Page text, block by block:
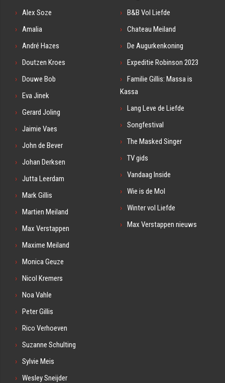
Alex Soze
Amalia
André Hazes
Doutzen Kroes
Douwe Bob
Eva Jinek
Gerard Joling
Jaimie Vaes
John de Bever
Johan Derksen
Jutta Leerdam
Mark Gillis
Martien Meiland
Max Verstappen
Maxime Meiland
Monica Geuze
Nicol Kremers
Noa Vahle
Peter Gillis
Rico Verhoeven
Suzanne Schulting
Sylvie Meis
Wesley Sneijder
B&B Vol Liefde
Chateau Meiland
De Augurkenkoning
Expeditie Robinson 2023
Familie Gillis: Massa is
Kassa
Lang Leve de Liefde
Songfestival
The Masked Singer
TV gids
Vandaag Inside
Wie is de Mol
Winter vol Liefde
Max Verstappen nieuws